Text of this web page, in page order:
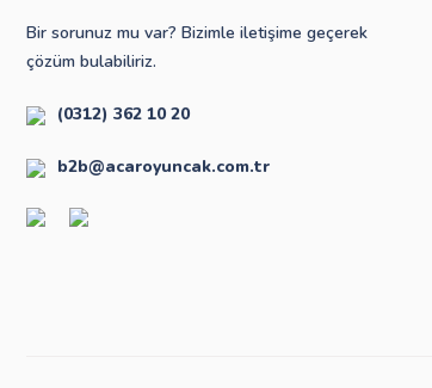
Bir sorunuz mu var? Bizimle iletişime geçerek
çözüm bulabiliriz.
(0312) 362 10 20
b2b@acaroyuncak.com.tr